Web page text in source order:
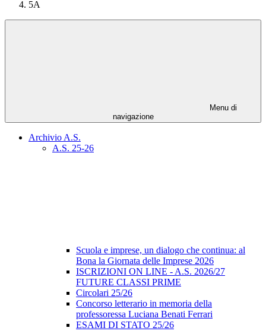
5A
Menu di
navigazione
Archivio A.S.
A.S. 25-26
Scuola e imprese, un dialogo che continua: al
Bona la Giornata delle Imprese 2026
ISCRIZIONI ON LINE - A.S. 2026/27
FUTURE CLASSI PRIME
Circolari 25/26
Concorso letterario in memoria della
professoressa Luciana Benati Ferrari
ESAMI DI STATO 25/26